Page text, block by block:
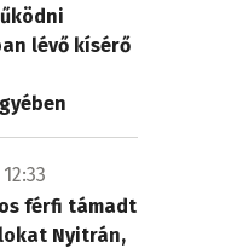
lévő kísérő
férfi támadt
Nyitrán,